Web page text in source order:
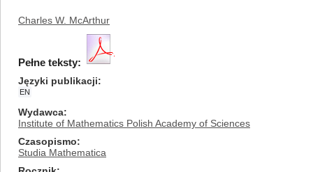
Charles W. McArthur
Pełne teksty:
Języki publikacji
EN
Wydawca
Institute of Mathematics Polish Academy of Sciences
Czasopismo
Studia Mathematica